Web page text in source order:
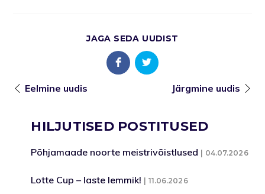
JAGA SEDA UUDIST
Eelmine uudis Järgmine uudis
HILJUTISED POSTITUSED
Põhjamaade noorte meistrivõistlused 04.07.2026
Lotte Cup – laste lemmik! 11.06.2026